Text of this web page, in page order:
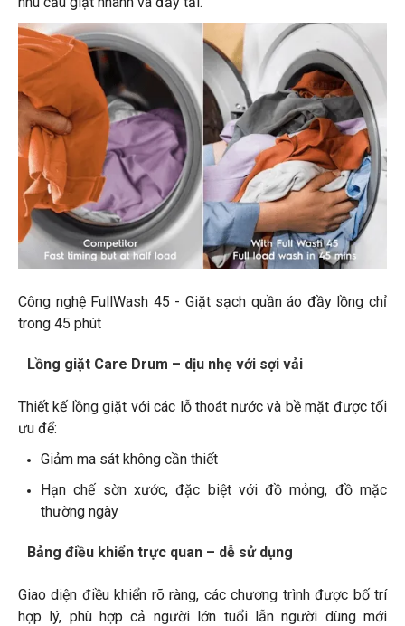
Công nghệ FullWash 45 - Giặt sạch quần áo đầy lồng chỉ
trong 45 phút
Lồng giặt Care Drum – dịu nhẹ với sợi vải
Thiết kế lồng giặt với các lỗ thoát nước và bề mặt được tối
ưu để:
Giảm ma sát không cần thiết
Hạn chế sờn xước, đặc biệt với đồ mỏng, đồ mặc
thường ngày
Bảng điều khiển trực quan – dễ sử dụng
Giao diện điều khiển rõ ràng, các chương trình được bố trí
hợp lý, phù hợp cả người lớn tuổi lẫn người dùng mới